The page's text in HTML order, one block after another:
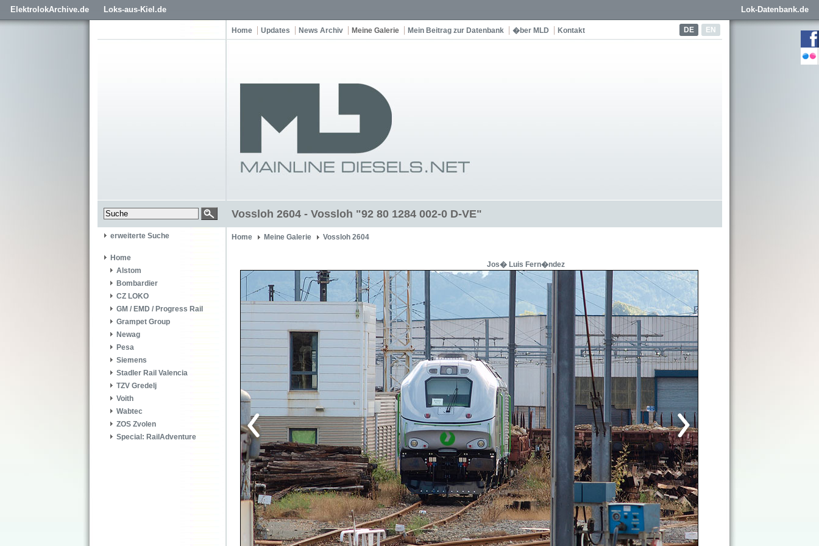
ElektrolokArchive.de Loks-aus-Kiel.de Lok-Datenbank.de
DE EN
Home Updates News Archiv Meine Galerie Mein Beitrag zur Datenbank �ber MLD Kontakt
Vossloh 2604 - Vossloh "92 80 1284 002-0 D-VE"
erweiterte Suche
Home
Alstom
Bombardier
CZ LOKO
GM / EMD / Progress Rail
Grampet Group
Newag
Pesa
Siemens
Stadler Rail Valencia
TZV Gredelj
Voith
Wabtec
ZOS Zvolen
Special: RailAdventure
Home Meine Galerie Vossloh 2604
Jos� Luis Fern�ndez